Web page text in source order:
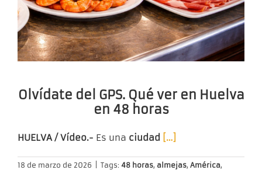
Olvídate del GPS. Qué ver en Huelva
en 48 horas
HUELVA / Vídeo.- Es una ciudad […]
18 de marzo de 2026 Tags: 48 horas, almejas, América,